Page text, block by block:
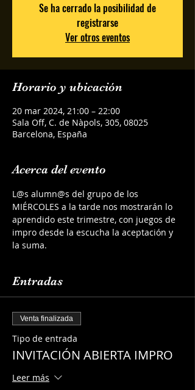
Se ha cerrado la posibilidad de
registrarse
Ver otros eventos
Horario y ubicación
20 mar 2024, 21:00 – 22:00
Sala Off, C. de Nàpols, 305, 08025
Barcelona, España
Acerca del evento
L@s alumn@s del grupo de los
MIÉRCOLES a la tarde nos mostrarán lo
aprendido este trimestre, con juegos de
impro desde la escucha la aceptación y
la suma.
Entradas
Venta finalizada
Tipo de entrada
INVITACIÓN ABIERTA IMPRO
Leer más